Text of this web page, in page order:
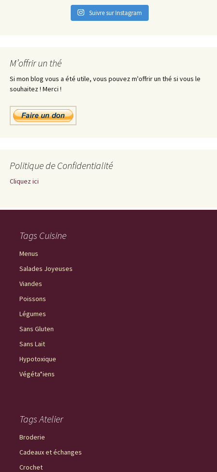
Suivre sur Instagram
M’offrir un thé
Si mon blog vous a été utile, vous pouvez m'offrir un thé si vous le
souhaitez ! Merci !
Politique de Confidentialité
Cliquez ici
Tags Cuisine
Menus
Salades Joyeuses
Viandes
Poissons
Légumes
Sans Gluten
Sans Lait
Hypotoxique
Végéta*iens
Tags Atelier
Broderie
Cadeaux et échanges
Crochet